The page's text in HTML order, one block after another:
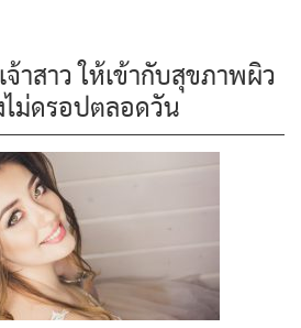
าสาว ให้เข้ากับสุขภาพผิว
ไม่ดรอปตลอดวัน